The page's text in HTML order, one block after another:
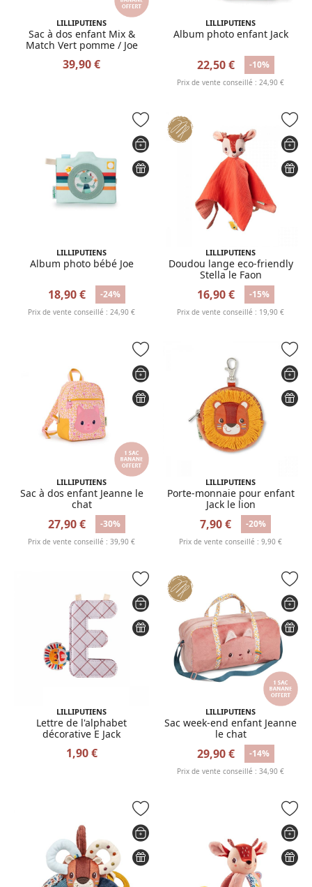
LILLIPUTIENS
Sac à dos enfant Mix &
Match Vert pomme / Joe
39,90 €
LILLIPUTIENS
Album photo enfant Jack
22,50 € -10%
Prix de vente conseillé : 24,90 €
LILLIPUTIENS
Album photo bébé Joe
18,90 € -24%
Prix de vente conseillé : 24,90 €
LILLIPUTIENS
Doudou lange eco-friendly
Stella le Faon
16,90 € -15%
Prix de vente conseillé : 19,90 €
LILLIPUTIENS
Sac à dos enfant Jeanne le
chat
27,90 € -30%
Prix de vente conseillé : 39,90 €
LILLIPUTIENS
Porte-monnaie pour enfant
Jack le lion
7,90 € -20%
Prix de vente conseillé : 9,90 €
LILLIPUTIENS
Lettre de l'alphabet
décorative E Jack
1,90 €
LILLIPUTIENS
Sac week-end enfant Jeanne
le chat
29,90 € -14%
Prix de vente conseillé : 34,90 €